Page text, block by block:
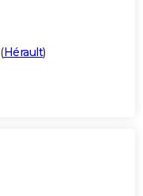
(Hérault)